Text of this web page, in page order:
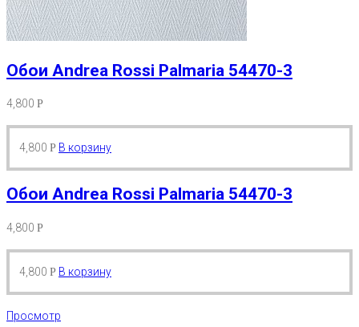
Обои Andrea Rossi Palmaria 54470-3
4,800 Р
4,800 Р В корзину
Обои Andrea Rossi Palmaria 54470-3
4,800 Р
4,800 Р В корзину
Просмотр